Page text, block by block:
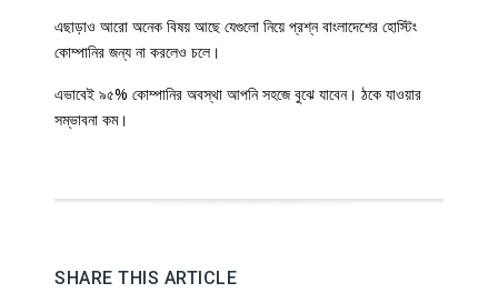
এছাড়াও আরো অনেক বিষয় আছে যেগুলো নিয়ে প্রশ্ন বাংলাদেশের হোস্টিং
কোম্পানির জন্য না করলেও চলে।
এভাবেই ৯৫% কোম্পানির অবস্থা আপনি সহজে বুঝে যাবেন। ঠকে যাওয়ার
সম্ভাবনা কম।
SHARE THIS ARTICLE